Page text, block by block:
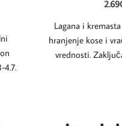
4.7.
Lagana i
hranjenje kose i
vrednosti.